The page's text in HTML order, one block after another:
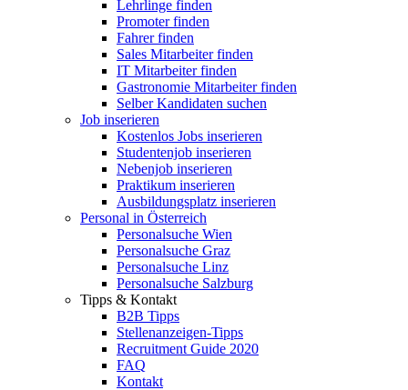
Lehrlinge finden
Promoter finden
Fahrer finden
Sales Mitarbeiter finden
IT Mitarbeiter finden
Gastronomie Mitarbeiter finden
Selber Kandidaten suchen
Job inserieren
Kostenlos Jobs inserieren
Studentenjob inserieren
Nebenjob inserieren
Praktikum inserieren
Ausbildungsplatz inserieren
Personal in Österreich
Personalsuche Wien
Personalsuche Graz
Personalsuche Linz
Personalsuche Salzburg
Tipps & Kontakt
B2B Tipps
Stellenanzeigen-Tipps
Recruitment Guide 2020
FAQ
Kontakt